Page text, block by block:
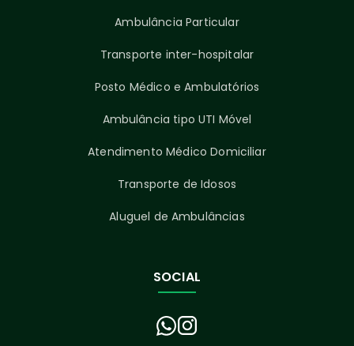
Ambulância Particular
Transporte inter-hospitalar
Posto Médico e Ambulatórios
Ambulância tipo UTI Móvel
Atendimento Médico Domiciliar
Transporte de Idosos
Aluguel de Ambulâncias
SOCIAL